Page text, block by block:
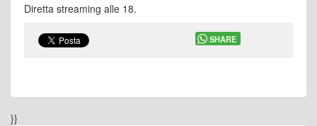
}}
Diretta streaming alle 18.
SHARE